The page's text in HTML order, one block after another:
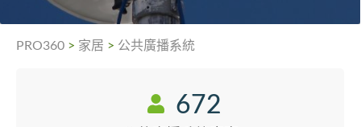
PRO360 > 家居 > 公共廣播系統
672